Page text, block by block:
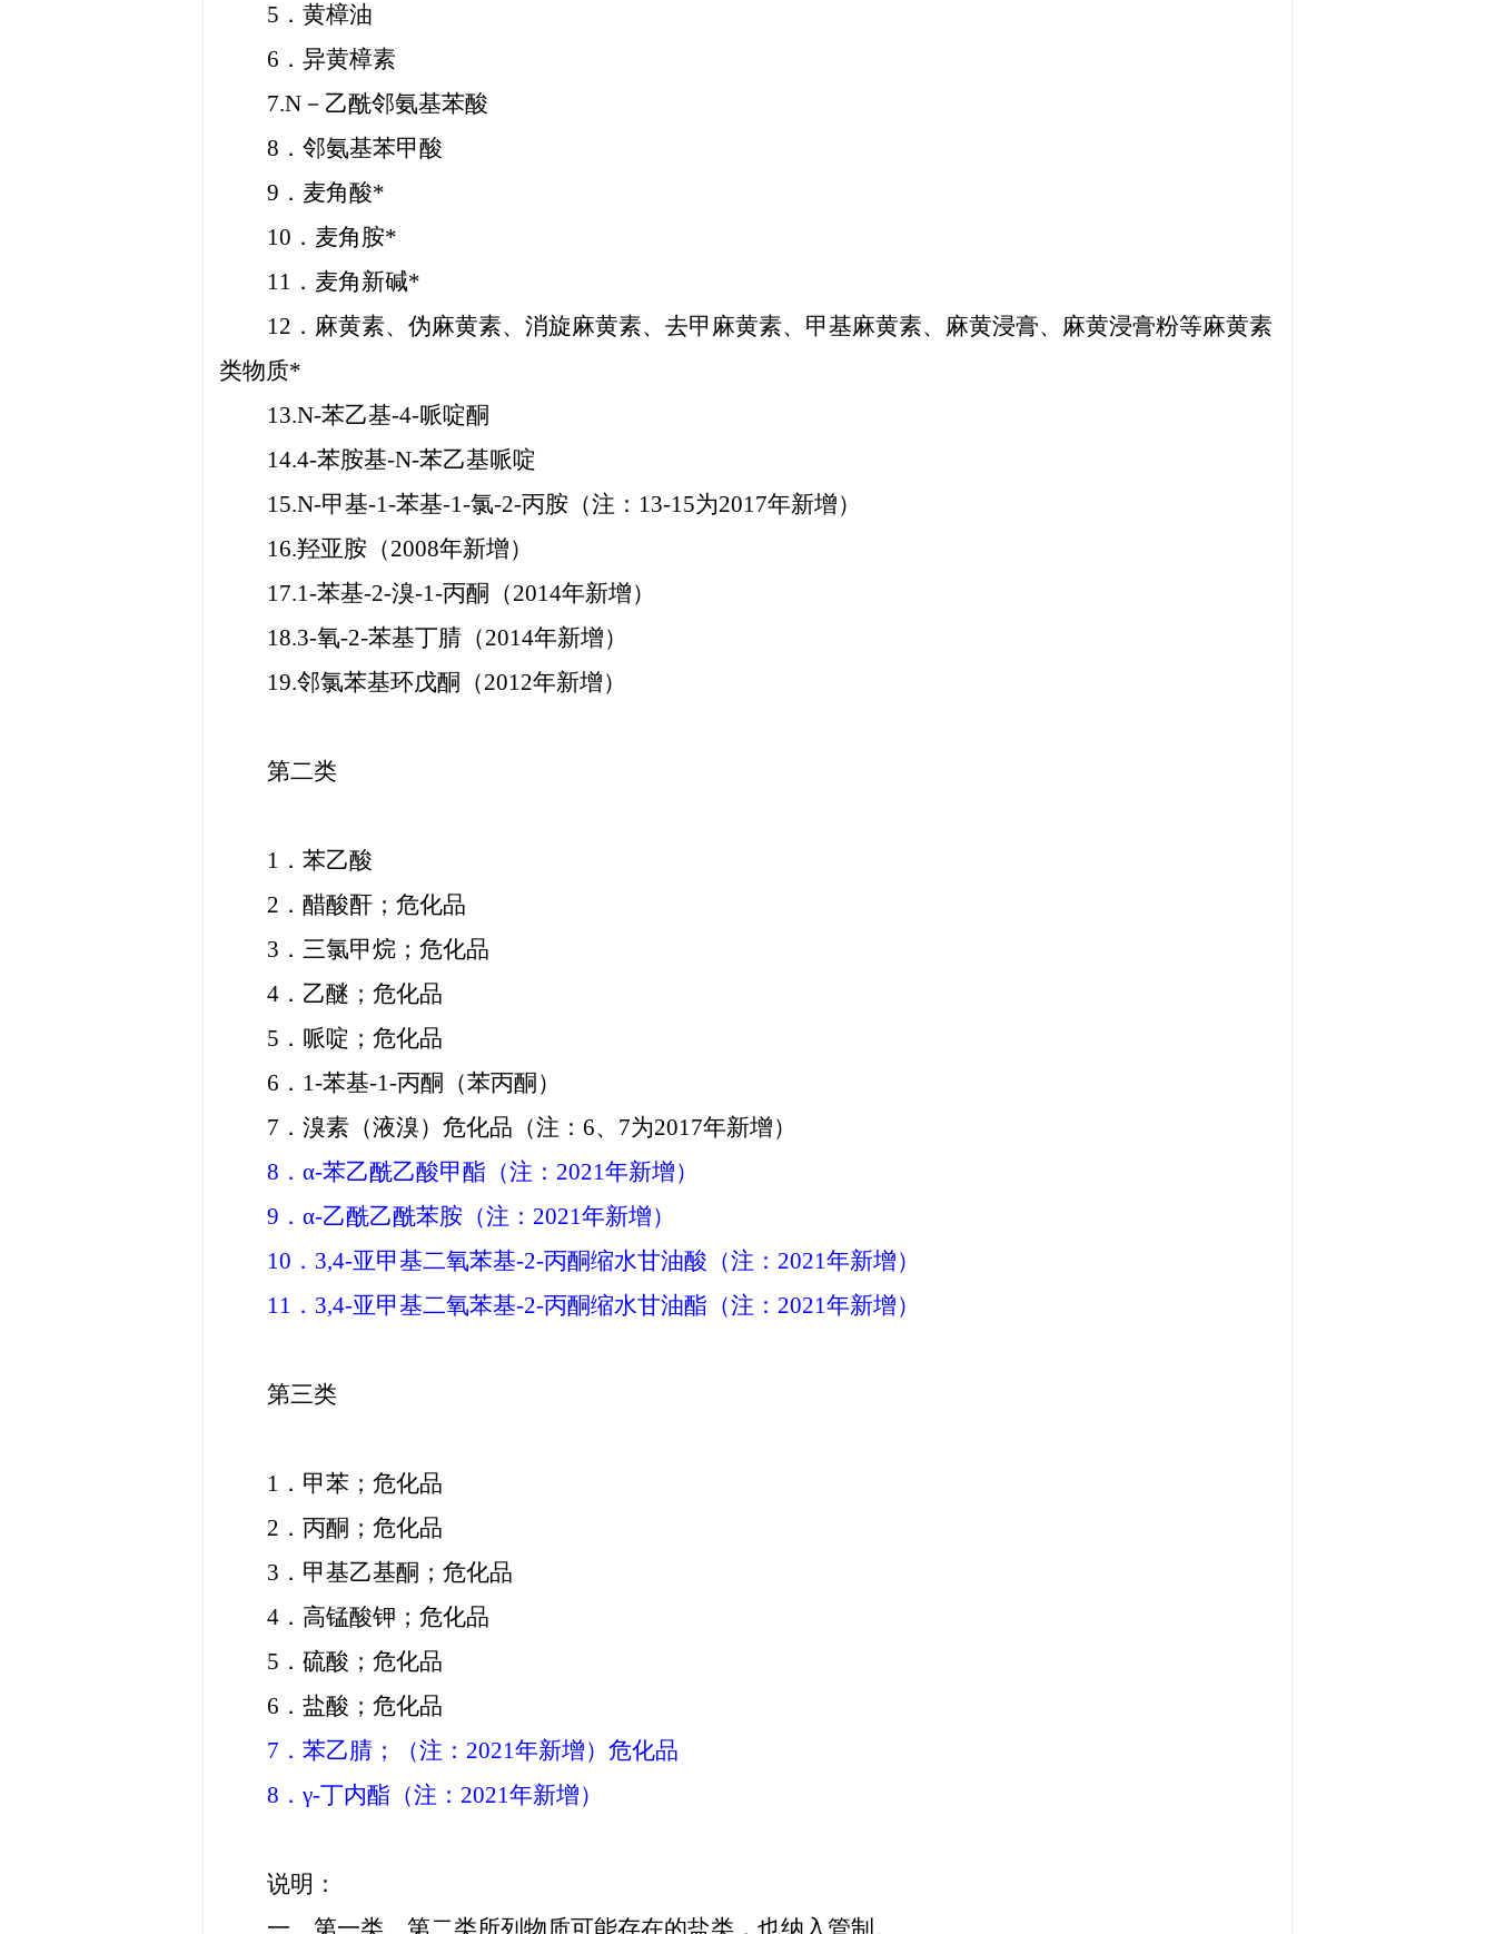
5．黄樟油
6．异黄樟素
7.N－乙酰邻氨基苯酸
8．邻氨基苯甲酸
9．麦角酸*
10．麦角胺*
11．麦角新碱*
12．麻黄素、伪麻黄素、消旋麻黄素、去甲麻黄素、甲基麻黄素、麻黄浸膏、麻黄浸膏粉等麻黄素
类物质*
13.N-苯乙基-4-哌啶酮
14.4-苯胺基-N-苯乙基哌啶
15.N-甲基-1-苯基-1-氯-2-丙胺（注：13-15为2017年新增）
16.羟亚胺（2008年新增）
17.1-苯基-2-溴-1-丙酮（2014年新增）
18.3-氧-2-苯基丁腈（2014年新增）
19.邻氯苯基环戊酮（2012年新增）
第二类
1．苯乙酸
2．醋酸酐；危化品
3．三氯甲烷；危化品
4．乙醚；危化品
5．哌啶；危化品
6．1-苯基-1-丙酮（苯丙酮）
7．溴素（液溴）危化品（注：6、7为2017年新增）
8．α-苯乙酰乙酸甲酯（注：2021年新增）
9．α-乙酰乙酰苯胺（注：2021年新增）
10．3,4-亚甲基二氧苯基-2-丙酮缩水甘油酸（注：2021年新增）
11．3,4-亚甲基二氧苯基-2-丙酮缩水甘油酯（注：2021年新增）
第三类
1．甲苯；危化品
2．丙酮；危化品
3．甲基乙基酮；危化品
4．高锰酸钾；危化品
5．硫酸；危化品
6．盐酸；危化品
7．苯乙腈；（注：2021年新增）危化品
8．γ-丁内酯（注：2021年新增）
说明：
一、第一类、第二类所列物质可能存在的盐类，也纳入管制。